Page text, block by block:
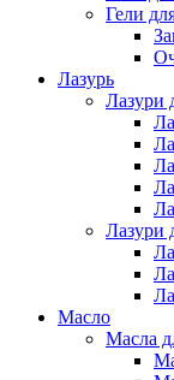
Гели
Лазурь
Лазури
Лазури
Масло
Масла